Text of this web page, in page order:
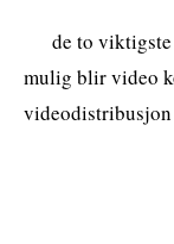
de to
mulig blir video